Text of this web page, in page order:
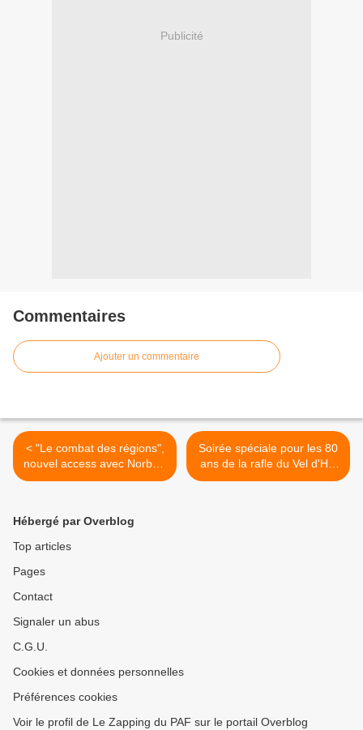
Publicité
Commentaires
Ajouter un commentaire
< "Le combat des régions",
nouvel access avec Norbert
Tarayre dès ce lundi sur M6
Soirée spéciale pour les 80
ans de la rafle du Vel d'Hiv
ce lundi sur France 3 >
Hébergé par Overblog
Top articles
Pages
Contact
Signaler un abus
C.G.U.
Cookies et données personnelles
Préférences cookies
Voir le profil de Le Zapping du PAF sur le portail Overblog